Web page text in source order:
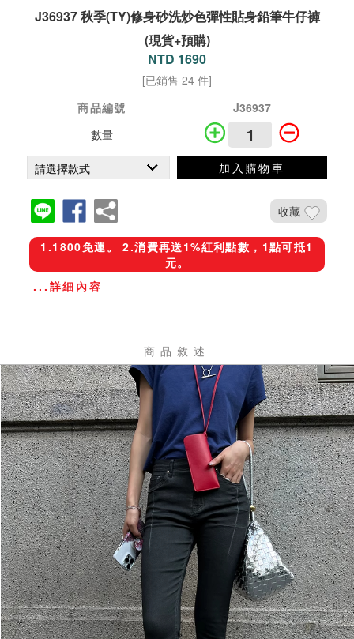
J36937 秋季(TY)修身砂洗炒色彈性貼身鉛筆牛仔褲
(現貨+預購)
NTD 1690
[已銷售 24 件]
商品編號
J36937
數量
加入購物車
收藏
1.1800免運。 2.消費再送1%紅利點數，1點可抵1
元。
...詳細內容
商品敘述